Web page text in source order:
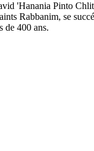
'Hanania Pinto
Rabbanim, se
de 400 ans.